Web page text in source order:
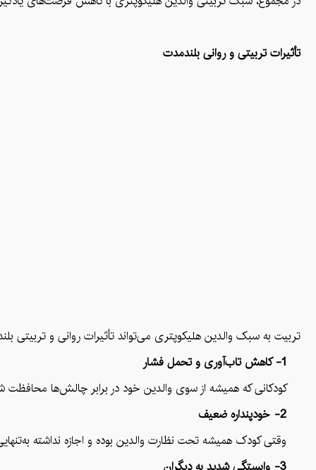
تأثیرات تربیتی و روانی بلندمدت
تربیت به سبک والدین هلیکوپتری می‌تواند تأثیرات روانی و تربیتی
کودکانی که همیشه از سوی والدین خود در برابر چالش‌ها محافظت
وقتی کودک همیشه تحت نظارت والدین بوده و اجازه نداشته